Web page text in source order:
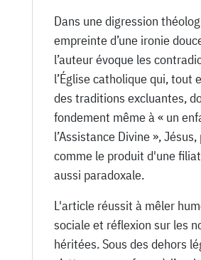
Dans une digression
empreinte d’une ironie
l’auteur évoque les
l’Église catholique qui, tout
des traditions excluantes,
fondement même à « un
l’Assistance Divine »,
comme le produit d'une
aussi paradoxale.
L'article réussit à mêler
sociale et réflexion sur les
héritées. Sous des dehors